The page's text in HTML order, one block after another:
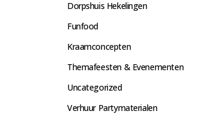
Dorpshuis Hekelingen
Funfood
Kraamconcepten
Themafeesten & Evenementen
Uncategorized
Verhuur Partymaterialen